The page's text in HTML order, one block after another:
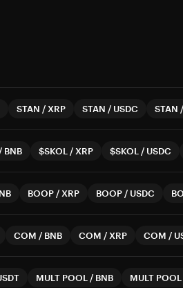
STAN / XRP STAN / USDC STAN /
/ BNB $SKOL / XRP $SKOL / USDC
BOOP / XRP BOOP / USDC
COM / BNB COM / XRP COM /
MULT POOL / BNB MULT POOL